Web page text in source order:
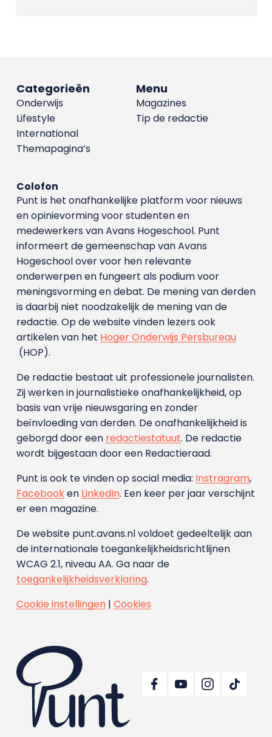
Menu
Magazines
Tip de redactie
Categorieën
Onderwijs
Lifestyle
International
Themapagina’s
Colofon
Punt is het onafhankelijke platform voor nieuws
en opinievorming voor studenten en
medewerkers van Avans Hoge­school. Punt
informeert de gemeenschap van Avans
Hogeschool over voor hen relevante
onderwerpen en fungeert als podium voor
meningsvorming en debat. De mening van derden
is daarbij niet noodzakelijk de mening van de
redactie. Op de website vinden lezers ook
artikelen van het Hoger Onderwijs Persbureau
(HOP).
De redactie bestaat uit professionele journalisten.
Zij werken in journalistieke onafhankelijkheid, op
basis van vrije nieuwsgaring en zonder
beïnvloeding van derden. De onafhankelijkheid is
geborgd door een redactiestatuut. De redactie
wordt bijgestaan door een Redactieraad.
Punt is ook te vinden op social media: Instragram,
Facebooken LinkedIn. Een keer per jaar verschijnt
er een magazine.
De website punt.avans.nl voldoet gedeeltelijk aan
de internationale toegankelijkheidsrichtlijnen
WCAG 2.1, niveau AA. Ga naar de
toegankelijkheidsverklaring.
Cookie instellingen| Cookies